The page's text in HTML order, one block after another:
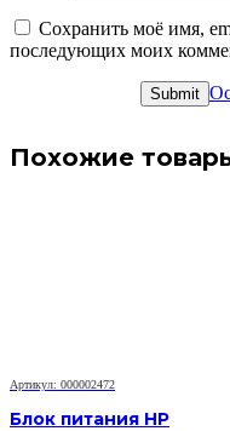
Сохранить моё имя,
последующих моих
Похожие
Артикул: 000002472
Блок питания HP